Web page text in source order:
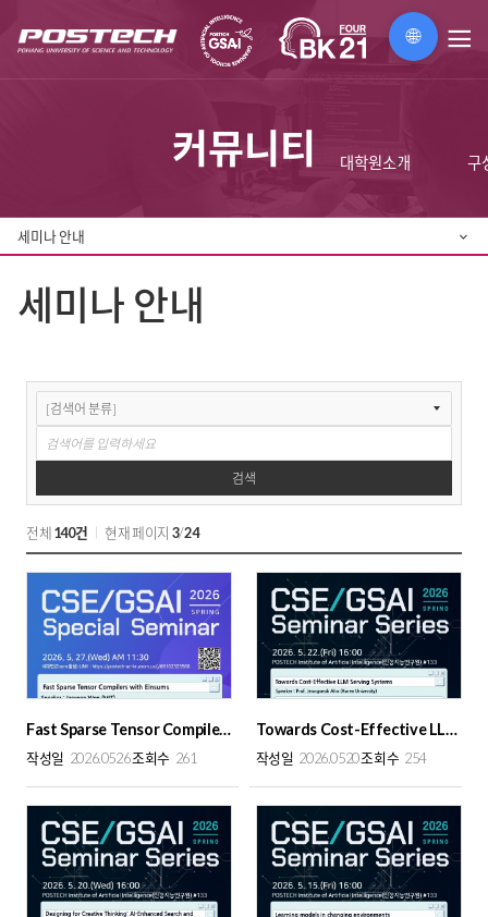
대학원소개 구
메
커뮤니티
세미나 안내
세미나 안내
지
항
스
트
검
검색
전체 140건 현재 페이지 3/24
Fast Sparse Tensor Compilers with Einsums
작성일 2026.0526조회수 261
Towards Cost-Effective LLM Serving Systems
작성일 2026.0520조회수 254
🌐